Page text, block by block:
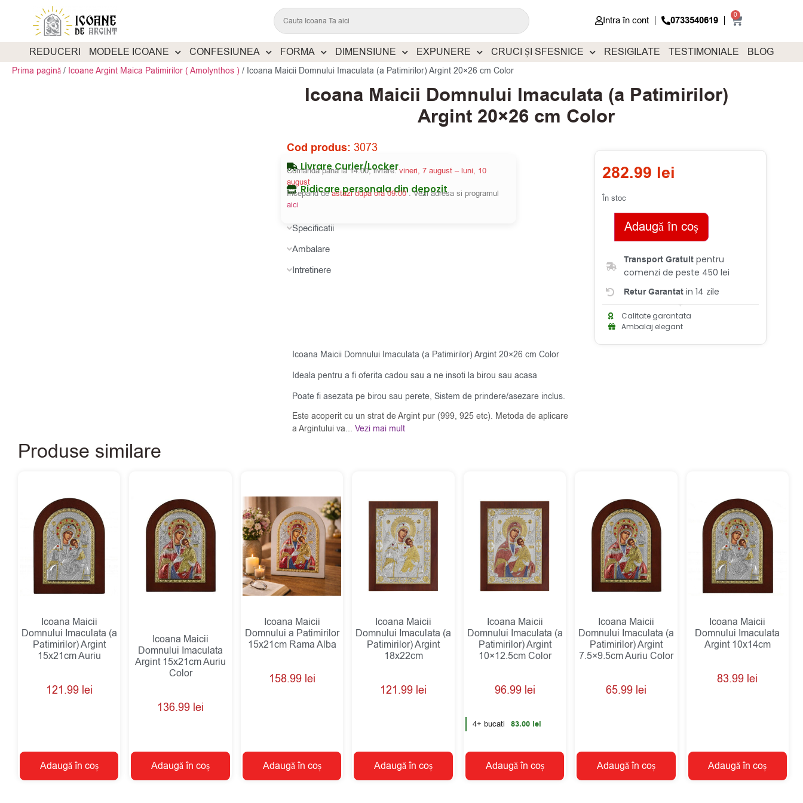
Intra în cont 0733540619 0
REDUCERI MODELE ICOANE CONFESIUNEA FORMA DIMENSIUNE EXPUNERE CRUCI ȘI SFESNICE RESIGILATE TESTIMONIALE BLOG
Prima pagină / Icoane Argint Maica Patimirilor ( Amolynthos ) / Icoana Maicii Domnului Imaculata (a Patimirilor) Argint 20×26 cm Color
Icoana Maicii Domnului Imaculata (a Patimirilor)
Argint 20×26 cm Color
Cod produs:3073
Livrare Curier/Locker
Comanda pana la 14:00, livrare:vineri, 7 august – luni, 10
august
Ridicare personala din depozit
Incepand deastazi dupa ora 09:00. Vezi adresa si programul
aici
Specificatii
Ambalare
Intretinere
282.99 lei
În stoc
Adaugă în coș
Transport Gratuit pentru
comenzi de peste 450 lei
Retur Garantat in 14 zile
Calitate garantata
Ambalaj elegant
Icoana Maicii Domnului Imaculata (a Patimirilor) Argint 20×26 cm Color
Ideala pentru a fi oferita cadou sau a ne insoti la birou sau acasa
Poate fi asezata pe birou sau perete, Sistem de prindere/asezare inclus.
Este acoperit cu un strat de Argint pur (999, 925 etc). Metoda de aplicare
a Argintului va...Vezi mai mult
Produse similare
Icoana Maicii
Domnului Imaculata (a
Patimirilor) Argint
15x21cm Auriu
121.99 lei
Adaugă în coș
Icoana Maicii
Domnului Imaculata
Argint 15x21cm Auriu
Color
136.99 lei
Adaugă în coș
Icoana Maicii
Domnului a Patimirilor
15x21cm Rama Alba
158.99 lei
Adaugă în coș
Icoana Maicii
Domnului Imaculata (a
Patimirilor) Argint
18x22cm
121.99 lei
Adaugă în coș
Icoana Maicii
Domnului Imaculata (a
Patimirilor) Argint
10×12.5cm Color
96.99 lei
4+ bucati 83.00 lei
Adaugă în coș
Icoana Maicii
Domnului Imaculata (a
Patimirilor) Argint
7.5×9.5cm Auriu Color
65.99 lei
Adaugă în coș
Icoana Maicii
Domnului Imaculata
Argint 10x14cm
83.99 lei
Adaugă în coș